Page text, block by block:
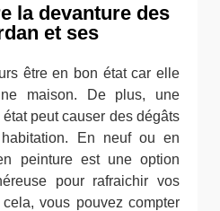
la devanture des
et ses
être en bon état car elle
maison. De plus, une
peut causer des dégâts
En neuf ou en
peinture est une option
pour rafraichir vos
vous pouvez compter